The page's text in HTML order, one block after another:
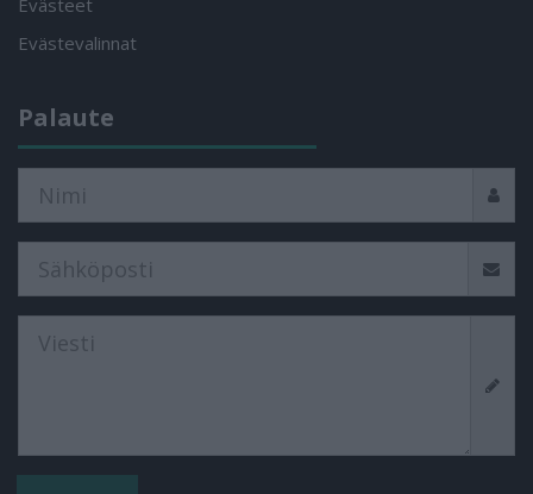
Evästeet
Evästevalinnat
Palaute